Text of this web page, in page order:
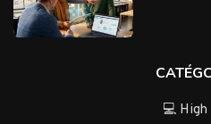
💻 High